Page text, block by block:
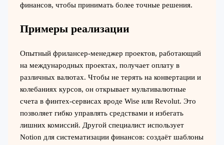
финансов, чтобы принимать более точные решения.
Примеры реализации
Опытный фрилансер-менеджер проектов, работающий
на международных проектах, получает оплату в
различных валютах. Чтобы не терять на конвертации и
колебаниях курсов, он открывает мультивалютные
счета в финтех-сервисах вроде Wise или Revolut. Это
позволяет гибко управлять средствами и избегать
лишних комиссий. Другой специалист использует
Notion для систематизации финансов: создаёт шаблоны